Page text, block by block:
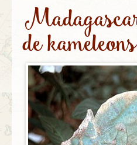
de kameleons